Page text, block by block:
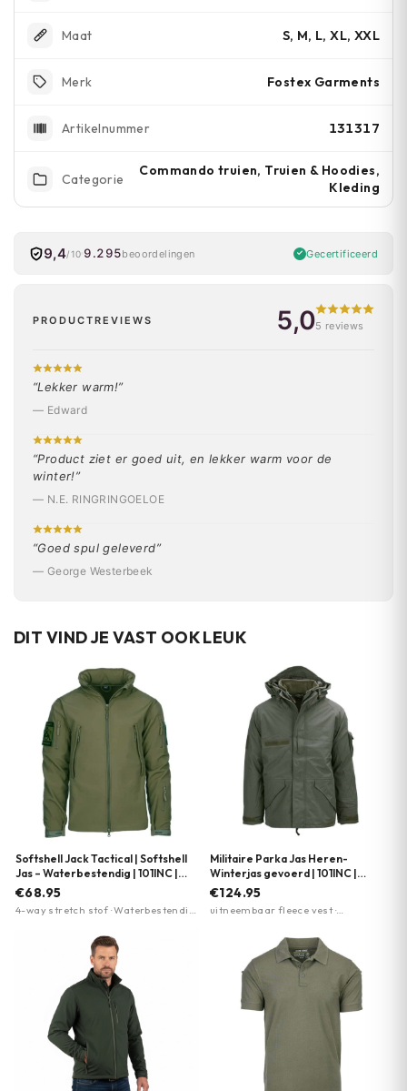
Maat S, M, L, XL, XXL
Merk Fostex Garments
Artikelnummer 131317
Categorie
Commando truien, Truien & Hoodies,
Kleding
9,4/10 9.295beoordelingen Gecertificeerd
PRODUCTREVIEWS 5,05 reviews
“Lekker warm!”
— Edward
“Product ziet er goed uit, en lekker warm voor de
winter!”
— N.E. RINGRINGOELOE
“Goed spul geleverd”
— George Westerbeek
DIT VIND JE VAST OOK LEUK
Softshell Jack Tactical | Softshell
Jas – Waterbestendig | 101INC |
Meerdere kleuren
€68.95
4-way stretch stof · Waterbestendig
Militaire Parka Jas Heren-
Winterjas gevoerd | 101INC |
Meerdere kleuren
€124.95
uitneembaar fleece vest ·